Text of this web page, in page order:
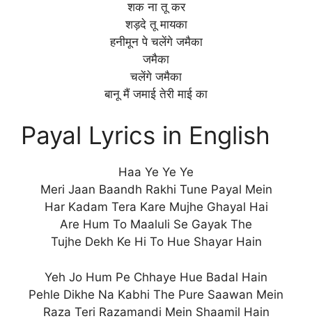
शक ना तू कर
शड़दे तू मायका
हनीमून पे चलेंगे जमैका
जमैका
चलेंगे जमैका
बानू मैं जमाई तेरी माई का
Payal Lyrics in English
Haa Ye Ye Ye
Meri Jaan Baandh Rakhi Tune Payal Mein
Har Kadam Tera Kare Mujhe Ghayal Hai
Are Hum To Maaluli Se Gayak The
Tujhe Dekh Ke Hi To Hue Shayar Hain
Yeh Jo Hum Pe Chhaye Hue Badal Hain
Pehle Dikhe Na Kabhi The Pure Saawan Mein
Raza Teri Razamandi Mein Shaamil Hain